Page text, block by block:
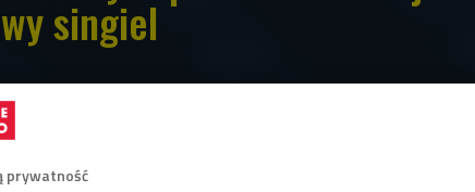
singiel
we współpracy z synami muzyka
Langiem, znanym ze współpracy
SZA czy Post Malone.
prywatność